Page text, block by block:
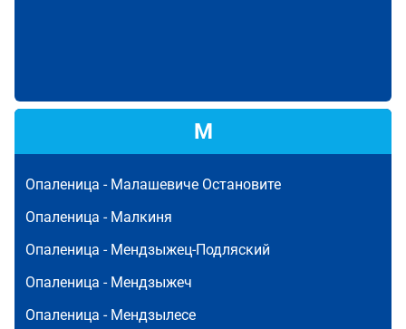
М
Опаленица - Малашевиче Остановите
Опаленица - Малкиня
Опаленица - Мендзыжец-Подляский
Опаленица - Мендзыжеч
Опаленица - Мендзылесе